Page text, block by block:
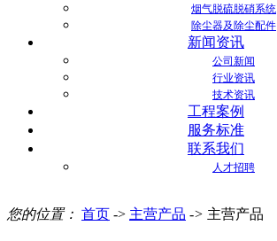
烟气脱硫脱硝系统
除尘器及除尘配件
新闻资讯
公司新闻
行业资讯
技术资讯
工程案例
服务标准
联系我们
人才招聘
您的位置： 首页 -> 主营产品 -> 主营产品